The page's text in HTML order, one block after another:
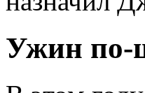
Ужин по-